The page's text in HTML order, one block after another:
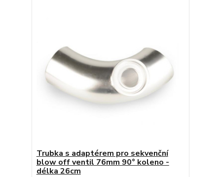
Trubka s adaptérem pro sekvenční
blow off ventil 76mm 90° koleno -
délka 26cm